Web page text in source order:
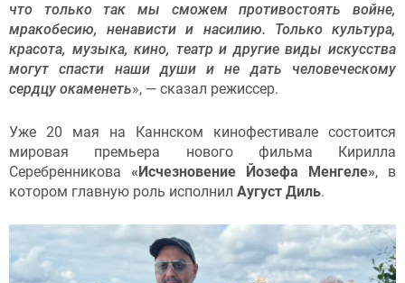
что только так мы сможем противостоять войне,
мракобесию, ненависти и насилию. Только культура,
красота, музыка, кино, театр и другие виды искусства
могут спасти наши души и не дать человеческому
сердцу окаменеть», — сказал режиссер.
Уже 20 мая на Каннском кинофестивале состоится
мировая премьера нового фильма Кирилла
Серебренникова «Исчезновение Йозефа Менгеле», в
котором главную роль исполнил Аугуст Диль.